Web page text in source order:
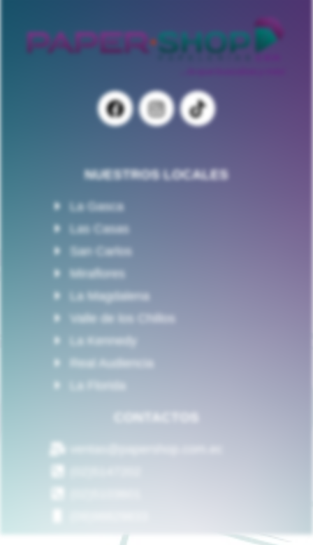
NUESTROS LOCALES
La Gasca
Las Casas
San Carlos
Miraflores
La Magdalena
Valle de los Chillos
La Kennedy
Real Audiencia
La Florida
CONTACTOS